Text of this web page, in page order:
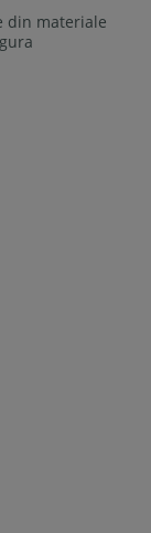
din materiale